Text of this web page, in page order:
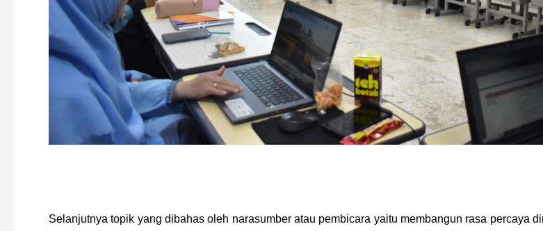
Selanjutnya topik yang dibahas oleh narasumber atau pembicara yaitu membangun rasa percaya